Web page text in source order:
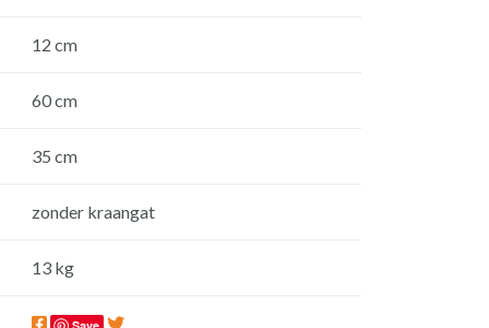
12 cm
60 cm
35 cm
zonder kraangat
13 kg